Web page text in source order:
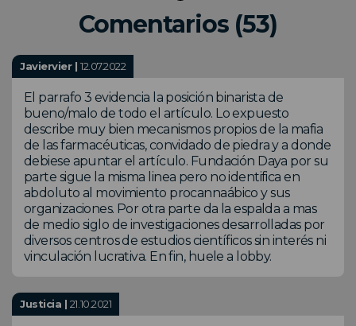
Comentarios (53)
Javiervier |12.07.2022
El parrafo 3 evidencia la posición binarista de
bueno/malo de todo el artículo. Lo expuesto
describe muy bien mecanismos propios de la mafia
de las farmacéuticas, convidado de piedra y a donde
debiese apuntar el artículo. Fundación Daya por su
parte sigue la misma linea pero no identifica en
abdoluto al movimiento procannaábico y sus
organizaciones. Por otra parte da la espalda a mas
de medio siglo de investigaciones desarrolladas por
diversos centros de estudios científicos sin interés ni
vinculación lucrativa. En fin, huele a lobby.
Justicia | 21.10.2021